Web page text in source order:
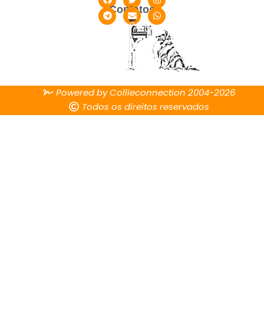
Contatos
Powered by Collieconnection 2004-2026
Todos os direitos reservados